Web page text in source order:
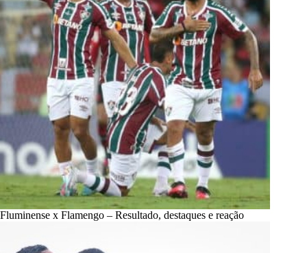
Fluminense x Flamengo – Resultado, destaques e reação